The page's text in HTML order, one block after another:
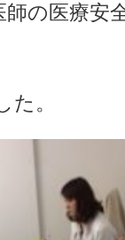
師の医療安
。